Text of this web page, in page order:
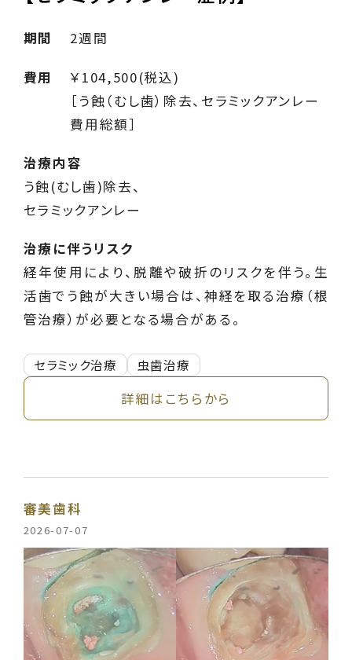
期間 2週間
費用
￥104,500(税込)
［う蝕（むし歯）除去、セラミックアンレー
費用総額］
治療内容
う蝕(むし歯)除去、
セラミックアンレー
治療に伴うリスク
経年使用により、脱離や破折のリスクを伴う。生
活歯でう蝕が大きい場合は、神経を取る治療（根
管治療）が必要となる場合がある。
セラミック治療 虫歯治療
詳細はこちらから
審美歯科
2026-07-07